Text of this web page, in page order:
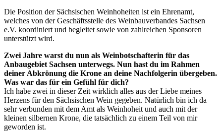
Die Position der Sächsischen Weinhoheiten ist ein Ehrenamt,
welches von der Geschäftsstelle des Weinbauverbandes Sachsen
e.V. koordiniert und begleitet sowie von zahlreichen Sponsoren
unterstützt wird.
Zwei Jahre warst du nun als Weinbotschafterin für das
Anbaugebiet Sachsen unterwegs. Nun hast du im Rahmen
deiner Abkrönung die Krone an deine Nachfolgerin übergeben.
Was war das für ein Gefühl für dich?
Ich habe zwei in dieser Zeit wirklich alles aus der Liebe meines
Herzens für den Sächsischen Wein gegeben. Natürlich bin ich da
sehr verbunden mit dem Amt als Weinhoheit und auch mit der
kleinen silbernen Krone, die tatsächlich zu einem Teil von mir
geworden ist.